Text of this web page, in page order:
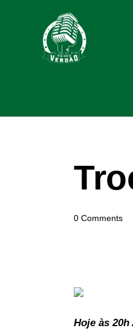
0 Comments
Hoje às 20h